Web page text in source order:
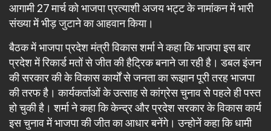
आगामी 27 मार्च को भाजपा प्रत्याशी अजय भट्ट के नामांकन में भारी
संख्या में भीड़ जुटाने का आहवान किया।
बैठक में भाजपा प्रदेश मंत्री विकास शर्मा ने कहा कि भाजपा इस बार
प्रदेश में रिकार्ड मतों से जीत की हैट्रिक बनाने जा रही है। डबल इंजन
की सरकार की के विकास कार्यों से जनता का रूझान पूरी तरह भाजपा
की तरफ है। कार्यकर्ताओं के उत्साह से कांग्रेस चुनाव से पहले ही पस्त
हो चुकी है। शर्मा ने कहा कि केन्द्र और प्रदेश सरकार के विकास कार्य
इस चुनाव में भाजपा की जीत का आधार बनेंगे। उन्होनें कहा कि धामी